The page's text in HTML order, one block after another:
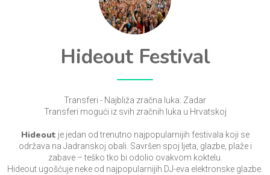
Hideout Festival
Transferi - Najbliža zračna luka: Zadar
Transferi mogući iz svih zračnih luka u Hrvatskoj
Hideout je jedan od trenutno najpopularnijih festivala koji se
održava na Jadranskoj obali. Savršen spoj ljeta, glazbe, plaže i
zabave – teško tko bi odolio ovakvom koktelu.
Hideout ugošćuje neke od najpopularnijih DJ-eva elektronske glazbe.